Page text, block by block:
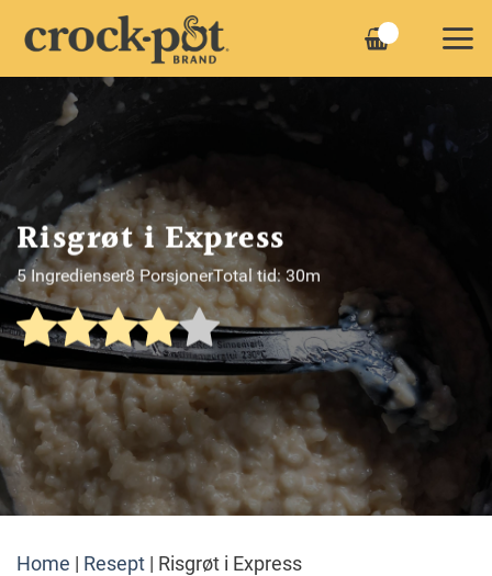
Risgrøt i Express
5 Ingredienser8 PorsjonerTotal tid: 30m
Home Resept Risgrøt i Express